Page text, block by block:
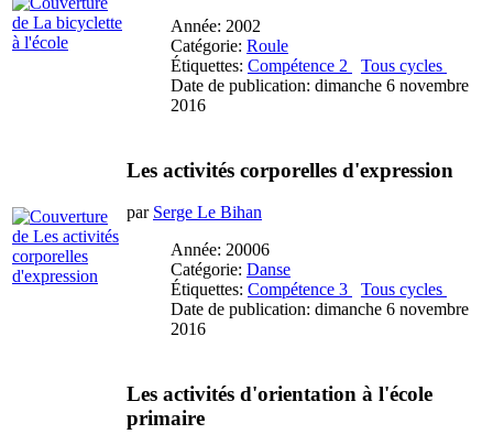
Année: 2002
Catégorie: Roule
Étiquettes: Compétence 2
Tous cycles
Date de publication: dimanche 6 novembre
2016
Les activités corporelles d'expression
par Serge Le Bihan
Année: 20006
Catégorie: Danse
Étiquettes: Compétence 3
Tous cycles
Date de publication: dimanche 6 novembre
2016
Les activités d'orientation à l'école
primaire